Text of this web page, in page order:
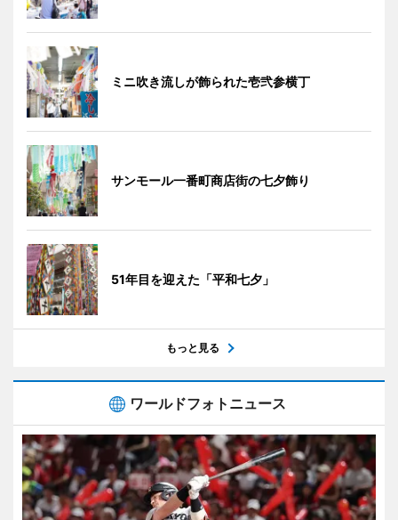
ミニ吹き流しが飾られた壱弐参横丁
サンモール一番町商店街の七夕飾り
51年目を迎えた「平和七夕」
もっと見る
ワールドフォトニュース